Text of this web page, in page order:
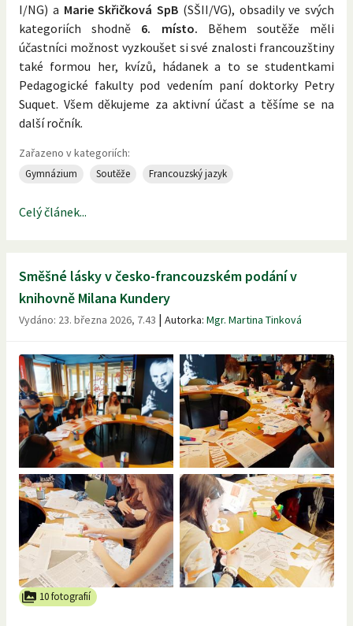
I/NG) a Marie Skřičková SpB (SŠII/VG), obsadily ve svých
kategoriích shodně 6. místo. Během soutěže měli
účastníci možnost vyzkoušet si své znalosti francouzštiny
také formou her, kvízů, hádanek a to se studentkami
Pedagogické fakulty pod vedením paní doktorky Petry
Suquet. Všem děkujeme za aktivní účast a těšíme se na
další ročník.
Zařazeno v kategoriích:
Gymnázium Soutěže Francouzský jazyk
Celý článek...
Směšné lásky v česko-francouzském podání v
knihovně Milana Kundery
Vydáno: 23. března 2026, 7.43 | Autorka: Mgr. Martina Tinková
10 fotografií